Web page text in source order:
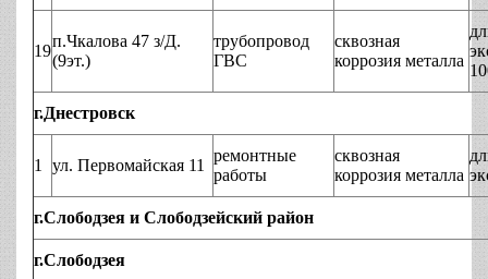
19
п.Чкалова 47 з/Д.
(9эт.)
трубопровод
ГВС
сквозная
коррозия металла
г.Днестровск
1 ул. Первомайская 11
ремонтные
работы
сквозная
коррозия металла
г.Слободзея и Слободзейский район
г.Слободзея